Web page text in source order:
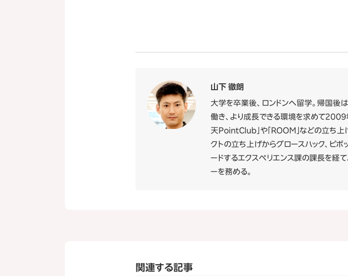
山下 徹朗
大学を卒業後、ロンドンへ留学。帰国後
働き、より成長できる環境を求めて
天PointClub」や「ROOM」などの立ち
クトの立ち上げからグロースハック、ピ
ードするエクスペリエンス課の課長を経
ーを務める。
関連する記事